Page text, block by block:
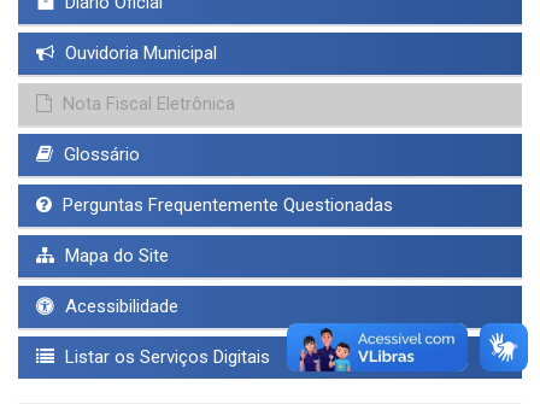
Ouvidoria Municipal
Nota Fiscal Eletrônica
Glossário
Perguntas Frequentemente Questionadas
Mapa do Site
Acessibilidade
Listar os Serviços Digitais